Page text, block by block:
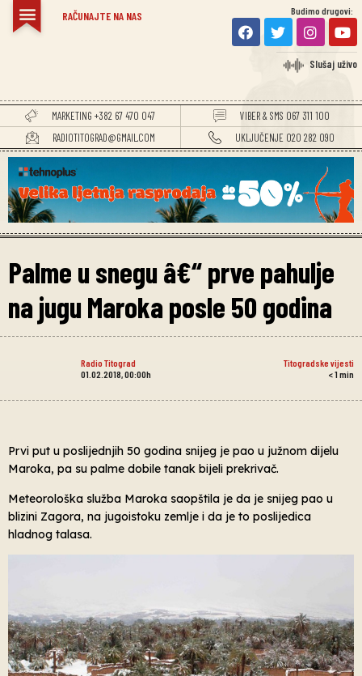
RAČUNAJTE NA NAS Budimo drugovi:
Slušaj uživo
MARKETING +382 67 470 047
VIBER & SMS 067 311 100
RADIOTITOGRAD@GMAIL.COM
UKLJUČENJE 020 282 090
Palme u snegu â€“ prve pahulje
na jugu Maroka posle 50 godina
Radio Titograd
Titogradske vijesti
01.02.2018, 00:00h
< 1min
Prvi put u poslijednjih 50 godina snijeg je pao u južnom dijelu
Maroka, pa su palme dobile tanak bijeli prekrivač.
Meteorološka služba Maroka saopštila je da je snijeg pao u
blizini Zagora, na jugoistoku zemlje i da je to poslijedica
hladnog talasa.